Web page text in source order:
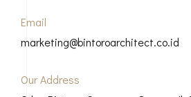
Email
marketing@bintoroarchitect.co.id
Our Address